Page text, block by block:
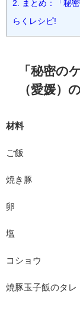
2. まとめ：「秘
らくレシピ!
「秘密の
（愛媛）
材料
ご飯
焼き豚
卵
塩
コショウ
焼豚玉子飯のタレ